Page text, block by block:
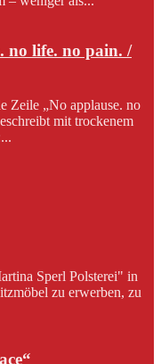
no life. no pain. /
Zeile „No applause. no
mit trockenem
Sperl Polsterei" in
zu erwerben, zu